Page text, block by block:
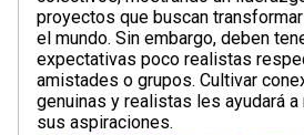
proyectos que buscan
el mundo. Sin embargo, deben
expectativas poco realistas
amistades o grupos. Cultivar
genuinas y realistas les ayudará
sus aspiraciones.